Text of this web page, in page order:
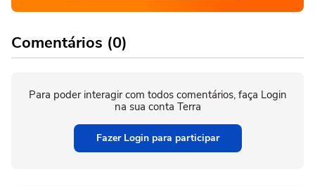
Comentários (0)
Para poder interagir com todos comentários, faça Login
na sua conta Terra
Fazer Login para participar